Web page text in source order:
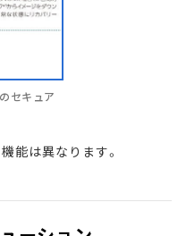
セキュア
能は異なります。